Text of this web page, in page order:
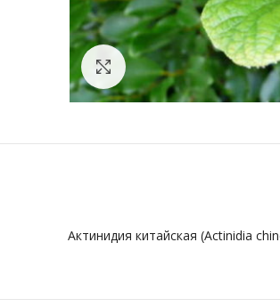
Нажмите, чтобы
Актинидия китайская (Actinidia